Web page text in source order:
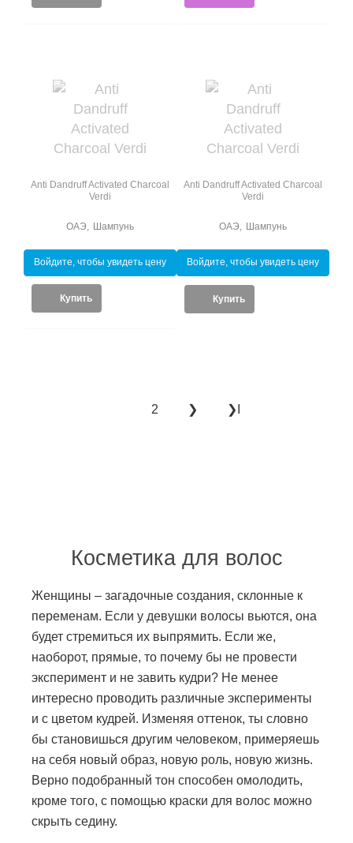
Anti Dandruff Activated Charcoal
Verdi
Шампунь
ОАЭ
Войдите, чтобы увидеть цену
Купить
Anti Dandruff Activated Charcoal
Verdi
Шампунь
ОАЭ
Войдите, чтобы увидеть цену
Купить
2 ❯ ❯Ι
Косметика для волос
Женщины – загадочные создания, склонные к
переменам. Если у девушки волосы вьются, она
будет стремиться их выпрямить. Если же,
наоборот, прямые, то почему бы не провести
эксперимент и не завить кудри? Не менее
интересно проводить различные эксперименты
и с цветом кудрей. Изменяя оттенок, ты словно
бы становишься другим человеком, примеряешь
на себя новый образ, новую роль, новую жизнь.
Верно подобранный тон способен омолодить,
кроме того, с помощью краски для волос можно
скрыть седину.